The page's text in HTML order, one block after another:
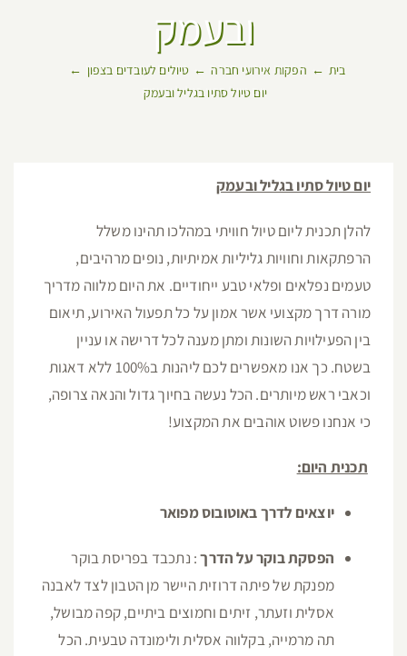
ובעמק
בית הפקות אירועי חברה
טיולים לעובדים בצפון
יום טיול סתיו בגליל ובעמק
יום טיול סתיו בגליל ובעמק
להלן תכנית ליום טיול חוויתי במהלכו תהינו משלל
הרפתקאות וחוויות גליליות אמיתיות, נופים מרהיבים,
טעמים נפלאים ופלאי טבע ייחודיים. את היום מלווה מדריך
מורה דרך מקצועי אשר אמון על כל תפעול האירוע, תיאום
בין הפעילויות השונות ומתן מענה לכל דרישה או עניין
בשטח. כך אנו מאפשרים לכם ליהנות ב100% ללא דאגות
וכאבי ראש מיותרים. הכל נעשה בחיוך גדול והנאה צרופה,
כי אנחנו פשוט אוהבים את המקצוע!
תכנית היום:
יוצאים לדרך באוטובוס מפואר
הפסקת בוקר על הדרך: נתכבד בפריסת בוקר
מפנקת של פיתה דרוזית היישר מן הטבון לצד לאבנה
אסלית וזעתר, זיתים וחמוצים ביתיים, קפה מבושל,
תה מרמייה, בקלווה אסלית ולימונדה טבעית. הכל